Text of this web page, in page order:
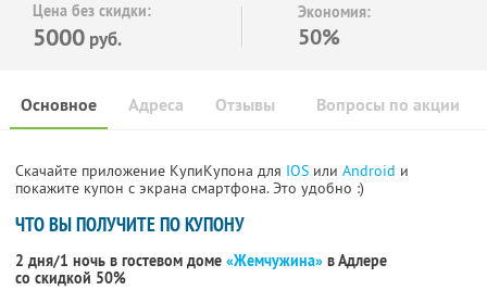
Цена без скидки:
5000 руб.
Экономия:
50%
Основное Отзывы Вопросы по акции
Адреса
Скачайте приложение КупиКупона для IOS или Android и
покажите купон с экрана смартфона. Это удобно :)
ЧТО ВЫ ПОЛУЧИТЕ ПО КУПОНУ
2 дня/1 ночь в гостевом доме «Жемчужина» в Адлере
со скидкой 50%